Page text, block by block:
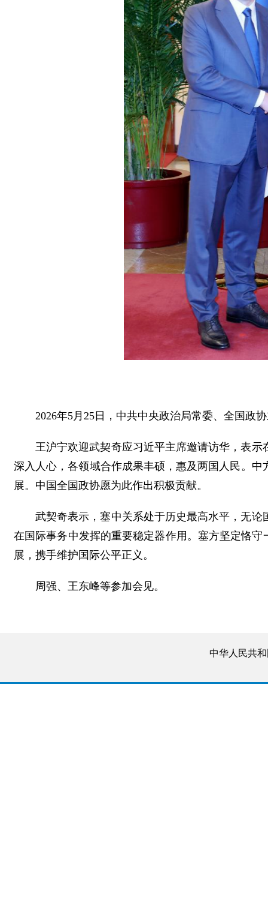
2026年5月25日，中共中央政治局常委、全国政
王沪宁欢迎武契奇应习近平主席邀请访华，表
深入人心，各领域合作成果丰硕，惠及两国人民。
展。中国全国政协愿为此作出积极贡献。
武契奇表示，塞中关系处于历史最高水平，无
在国际事务中发挥的重要稳定器作用。塞方坚定恪
展，携手维护国际公平正义。
周强、王东峰等参加会见。
中华人民共